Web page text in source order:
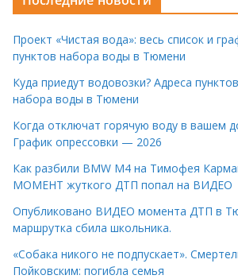
Проект «Чистая вода»: весь список и
пунктов набора воды в Тюмени
Куда приедут водовозки? Адреса
набора воды в Тюмени
Когда отключат горячую воду в вашем
График опрессовки — 2026
Как разбили BMW M4 на Тимофея
МОМЕНТ жуткого ДТП попал на ВИДЕО
Опубликовано ВИДЕО момента ДТП в
маршрутка сбила школьника.
«Собака никого не подпускает».
Пойковским: погибла семья